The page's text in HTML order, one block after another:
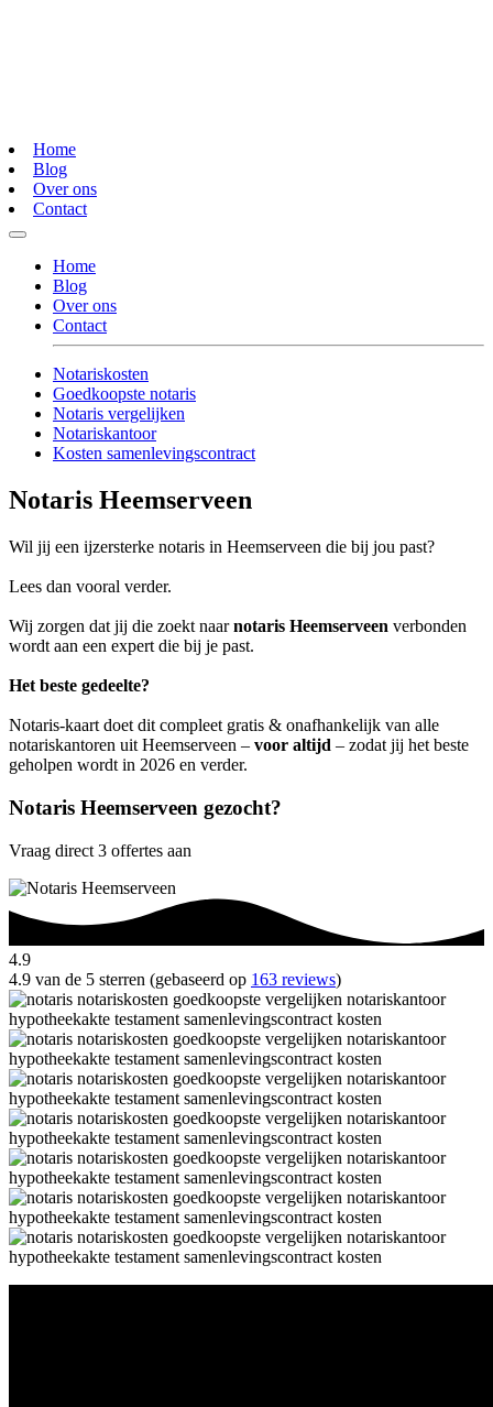
Home
Blog
Over ons
Contact
Home
Blog
Over ons
Contact
Notariskosten
Goedkoopste notaris
Notaris vergelijken
Notariskantoor
Kosten samenlevingscontract
Notaris Heemserveen
Wil jij een ijzersterke notaris in Heemserveen die bij jou past?
Lees dan vooral verder.
Wij zorgen dat jij die zoekt naarnotaris Heemserveen verbonden
wordt aan een expert die bij je past.
Het beste gedeelte?
Notaris-kaart doet dit compleet gratis & onafhankelijk van alle
notariskantoren uit Heemserveen – voor altijd – zodat jij het beste
geholpen wordt in 2026 en verder.
Notaris Heemserveen gezocht?
Vraag direct 3 offertes aan
4.9
4.9 van de 5 sterren (gebaseerd op 163 reviews)